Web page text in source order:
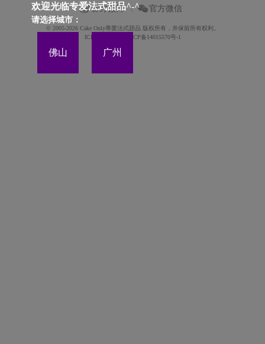
欢迎光临专爱法式甜品^-^
请选择城市：
佛山 广州
官方微博 官方微信
© 2005-2026 Cake Only專愛法式甜品 版权所有，并保留所有权利。
ICP备案证书号:粤ICP备14015570号-1